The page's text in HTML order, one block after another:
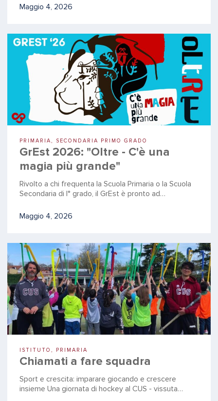
Maggio 4, 2026
PRIMARIA, SECONDARIA PRIMO GRADO
GrEst 2026: "Oltre - C'è una
magia più grande"
Rivolto a chi frequenta la Scuola Primaria o la Scuola
Secondaria di I° grado, il GrEst è pronto ad…
Maggio 4, 2026
ISTITUTO, PRIMARIA
Chiamati a fare squadra
Sport e crescita: imparare giocando e crescere
insieme Una giornata di hockey al CUS - vissuta…